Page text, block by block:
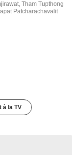
,Tham Tupthong
Patcharachavalit
à la TV